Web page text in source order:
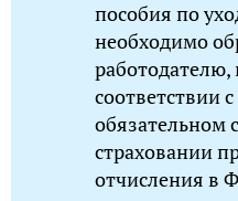
пособия по
необходимо
работодателю,
соответствии
обязательном
страховании
отчисления в